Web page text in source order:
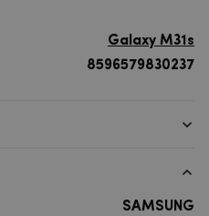
Galaxy M31s
8596579830237
SAMSUNG